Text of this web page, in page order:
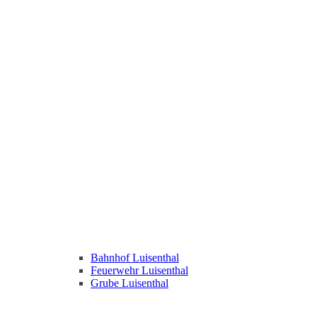
Bahnhof Luisenthal
Feuerwehr Luisenthal
Grube Luisenthal